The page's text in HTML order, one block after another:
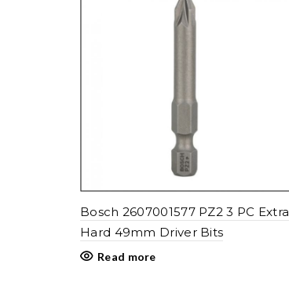
Bosch 2607001577 PZ2 3 PC Extra
Hard 49mm Driver Bits
Read more